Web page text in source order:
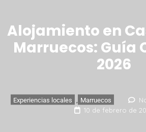
Alojamiento en
Marruecos: Guía
2026
Experiencias locales Marruecos
10 de febrero de